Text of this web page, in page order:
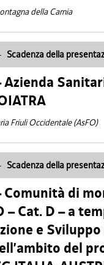
della Carnia
Scadenza della
Friuli Occidentale (AsFO)
Scadenza della
di
– Cat. D – a
e
del